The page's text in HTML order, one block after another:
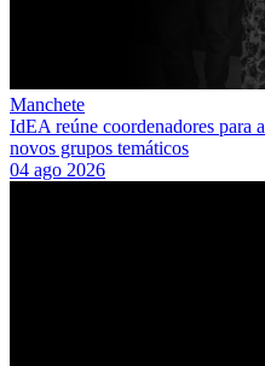
Manchete
IdEA reúne coordenadores para
novos grupos temáticos
04 ago 2026